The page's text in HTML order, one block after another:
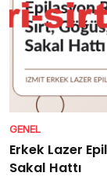
GENEL
Erkek Lazer
Sakal Hattı